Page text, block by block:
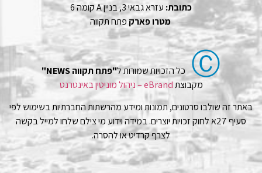
כתובת: עזרא גבאי 3, בניין A קומה 6
מטרו פארק פתח תקווה
Ⓒ כל הזכויות שמורות ל"פתח תקווה NEWS"
מקבוצתeBrand – ניהול מוניטין באינטרנט
באתר זה שולבו סרטונים, תמונות ומידע מהרשתות החברתיות בשימוש לפי
סעיף 27א לחוק זכויות יוצרים. במידה וידוע מי צילם שלחו למייל בקשה
לצרף קרדיט או להסרה.